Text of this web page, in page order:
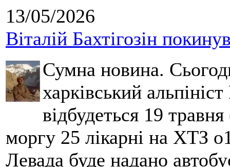
13/05/2026
Віталій Бахтігозін
Сумна новина.
харківський
відбудеться 19
моргу 25 лікарні на ХТЗ
Левада буде надано